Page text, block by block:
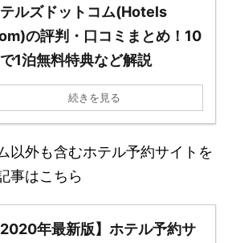
ルズドットコム(Hotels
の評判・口コミまとめ！10
1泊無料特典など解説
続きを見る
以外も含むホテル予約サイトを
事はこちら
2020年最新版】ホテル予約サ